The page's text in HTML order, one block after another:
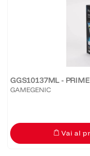
GGS10137ML -
GAMEGENIC
Vai al